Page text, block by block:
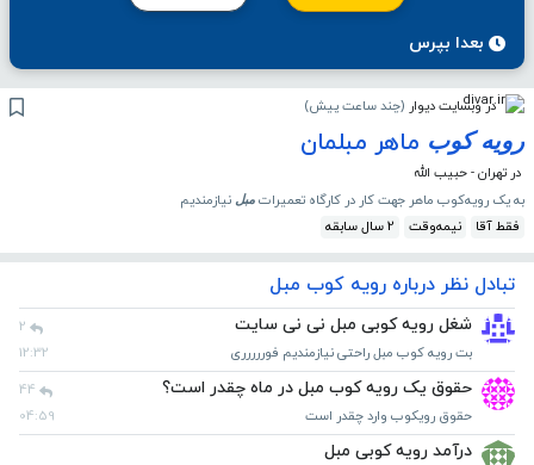
بعدا بپرس
در وبسایت دیوار (چند ساعت پیش)
رویه کوب ماهر مبلمان
در تهران - حبیب الله
به یک رویه‌کوب ماهر جهت کار در کارگاه تعمیرات مبل نیازمندیم
فقط آقا
نیمه‌وقت 2 سال سابقه
تبادل نظر درباره رویه کوب مبل
شغل رویه کوبی مبل نی نی سایت
بت رویه کوب مبل راحتی نیازمندیم فوررررری
12:32
حقوق یک رویه کوب مبل در ماه چقدر است؟
حقوق رویکوب وارد چقدر است
04:59
درآمد رویه کوبی مبل